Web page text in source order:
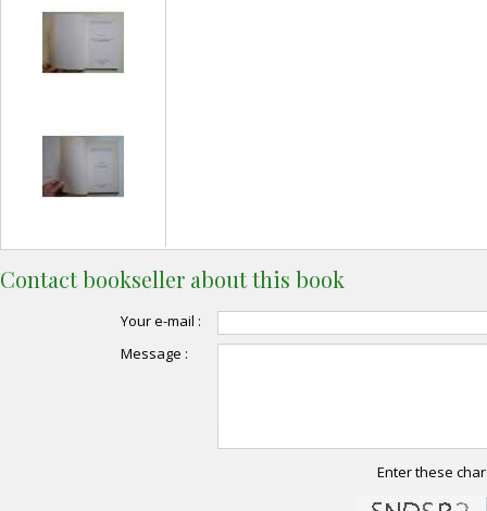
Contact bookseller about this book
Your e-mail :
Message :
Enter these